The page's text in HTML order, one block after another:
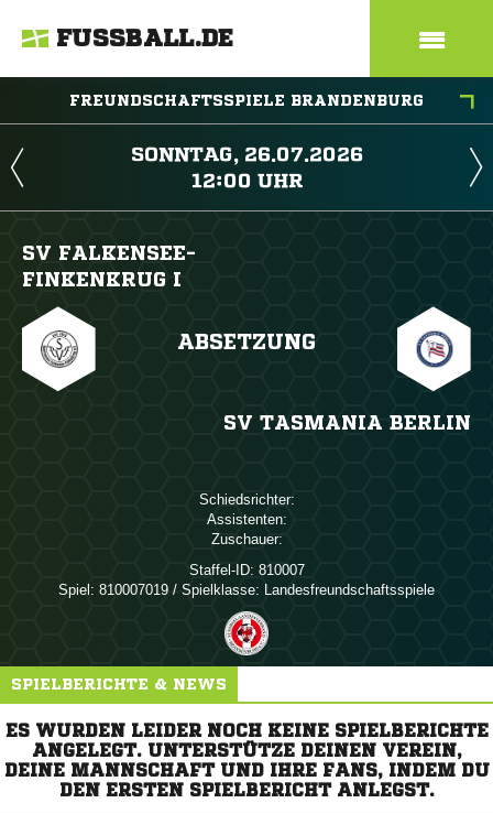
FUSSBALL.DE
FREUNDSCHAFTSSPIELE BRANDENBURG
 
 
SV FALKENSEE-
FINKENKRUG I
ABSETZUNG
SV TASMANIA BERLIN
Schiedsrichter:
Assistenten:
Zuschauer:
Staffel-ID: 810007
Spiel: 810007019 / Spielklasse: Landesfreundschaftsspiele
SPIELBERICHTE & NEWS
ES WURDEN LEIDER NOCH KEINE SPIELBERICHTE
ANGELEGT. UNTERSTÜTZE DEINEN VEREIN,
DEINE MANNSCHAFT UND IHRE FANS, INDEM DU
DEN ERSTEN SPIELBERICHT ANLEGST.